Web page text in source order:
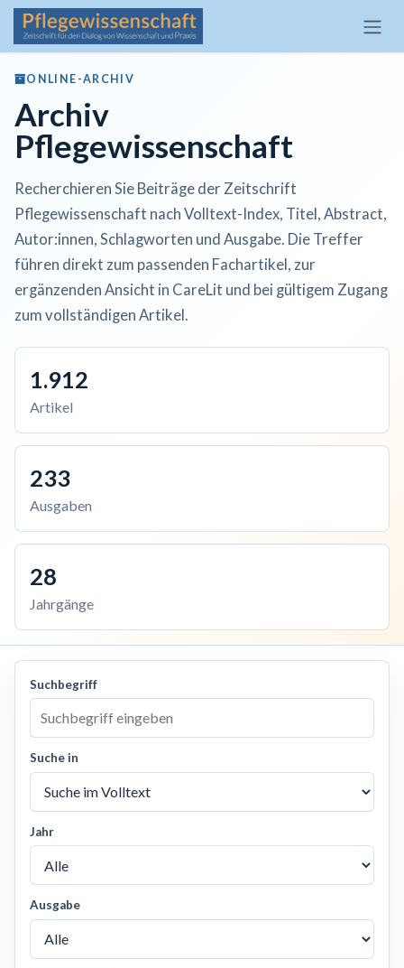
Zum Inhalt springen
ONLINE-ARCHIV
Archiv
Pflegewissenschaft
Recherchieren Sie Beiträge der Zeitschrift
Pflegewissenschaft nach Volltext-Index, Titel, Abstract,
Autor:innen, Schlagworten und Ausgabe. Die Treffer
führen direkt zum passenden Fachartikel, zur
ergänzenden Ansicht in CareLit und bei gültigem Zugang
zum vollständigen Artikel.
1.912
Artikel
233
Ausgaben
28
Jahrgänge
Suchbegriff
Suche in
Jahr
Ausgabe